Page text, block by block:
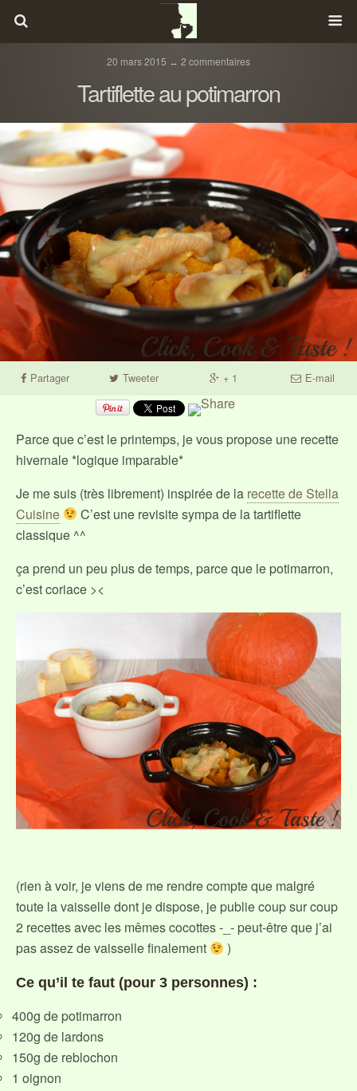
20 mars 2015 ↔ 2 commentaires
Tartiflette au potimarron
Partager Tweeter + 1 E-mail
Parce que c’est le printemps, je vous propose une recette
hivernale *logique imparable*
Je me suis (très librement) inspirée de la recette de Stella
Cuisine
C’est une revisite sympa de la tartiflette
classique ^^
ça prend un peu plus de temps, parce que le potimarron,
c’est coriace ><
(rien à voir, je viens de me rendre compte que malgré
toute la vaisselle dont je dispose, je publie coup sur coup
2 recettes avec les mêmes cocottes -_- peut-être que j’ai
pas assez de vaisselle finalement
)
Ce qu’il te faut (pour 3 personnes) :
400g de potimarron
120g de lardons
150g de reblochon
1 oignon